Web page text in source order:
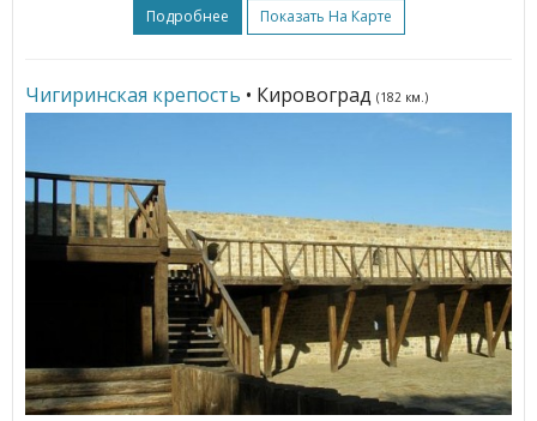
Подробнее Показать На Карте
Чигиринская крепость • Кировоград (182 км.)